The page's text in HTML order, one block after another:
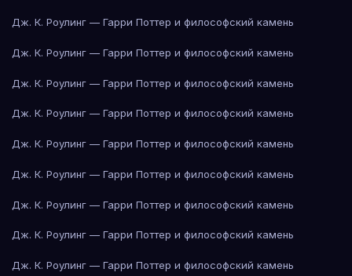
Дж. К. Роулинг — Гарри Поттер и философский камень
Дж. К. Роулинг — Гарри Поттер и философский камень
Дж. К. Роулинг — Гарри Поттер и философский камень
Дж. К. Роулинг — Гарри Поттер и философский камень
Дж. К. Роулинг — Гарри Поттер и философский камень
Дж. К. Роулинг — Гарри Поттер и философский камень
Дж. К. Роулинг — Гарри Поттер и философский камень
Дж. К. Роулинг — Гарри Поттер и философский камень
Дж. К. Роулинг — Гарри Поттер и философский камень